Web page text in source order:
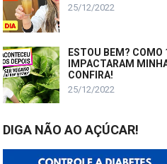
25/12/2022
ESTOU BEM? COMO
IMPACTARAM
CONFIRA!
25/12/2022
DIGA NÃO AO AÇÚCAR!